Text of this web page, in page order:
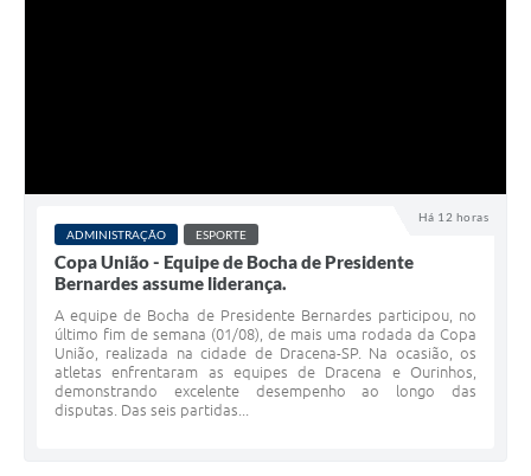
Há 12 horas
ADMINISTRAÇÃO ESPORTE
Copa União - Equipe de Bocha de Presidente
Bernardes assume liderança.
A equipe de Bocha de Presidente Bernardes participou, no
último fim de semana (01/08), de mais uma rodada da Copa
União, realizada na cidade de Dracena-SP. Na ocasião, os
atletas enfrentaram as equipes de Dracena e Ourinhos,
demonstrando excelente desempenho ao longo das
disputas. Das seis partidas...